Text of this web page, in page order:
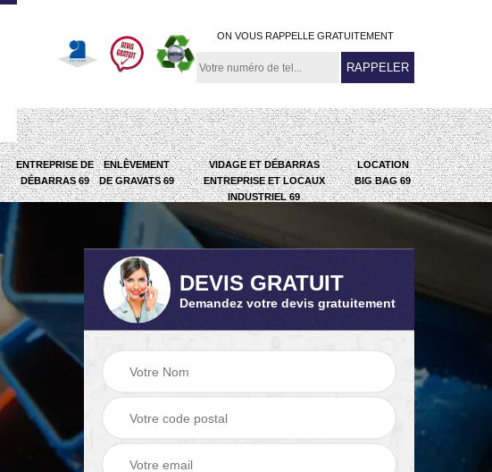
ON VOUS RAPPELLE GRATUITEMENT
ENTREPRISE DE
DÉBARRAS 69
ENLÈVEMENT
DE GRAVATS 69
VIDAGE ET DÉBARRAS
ENTREPRISE ET LOCAUX
INDUSTRIEL 69
LOCATION
BIG BAG 69
DEVIS GRATUIT
Demandez votre devis gratuitement